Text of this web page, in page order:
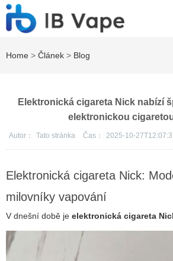
Home > Článek > Blog
Elektronická cigareta Nick nabízí
elektronickou
Autor： Tato stránka Čas： 2025-10-
Elektronická cigareta Nick:
milovníky vapování
V dnešní době je elektronická cigareta